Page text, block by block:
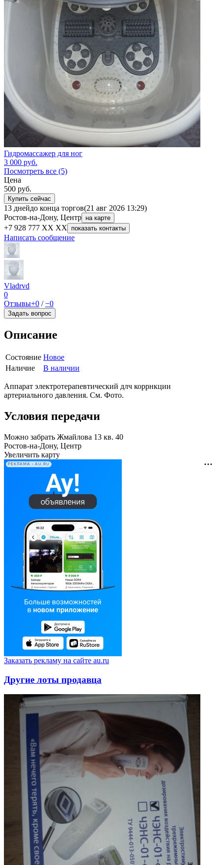
Гидромассажер для ног
3 000 руб.
Посмотреть все (5)
Цена
500 руб.
Купить сейчас
13 днейдо конца торгов(21 авг 2026 13:29)
Ростов-на-Дону, Центр на карте
+7 928 777 XX XX показать контакты
Написать сообщение
Vladrvd
0
Отзывы+0 /−0
Задать вопрос
Описание
Состояние Новое
Наличие
В наличии
Аппарат электротерапевтический длч коррнкции
артериального давления. См. Фото.
Условия передачи
Можно забрать Жмайлова 13 кв. 40
Ростов-на-Дону, Центр
Увеличить карту
РЕКЛАМА • AU.RU
Заказать рекламу на сайте au.ru
Другие лоты продавца